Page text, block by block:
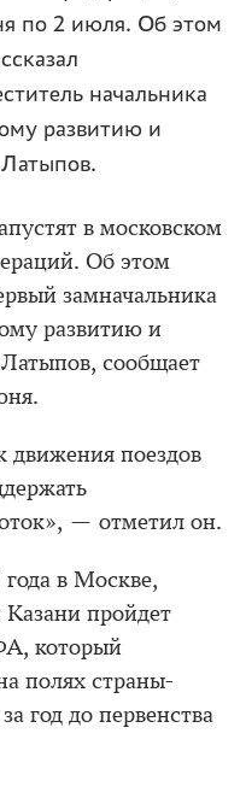
по 2 июля. Об этом
начальника
развитию и
в московском
Об этом
замначальника
развитию и
сообщает
движения поездов
— отметил он.
в Москве,
пройдет
который
полях страны-
год до первенства